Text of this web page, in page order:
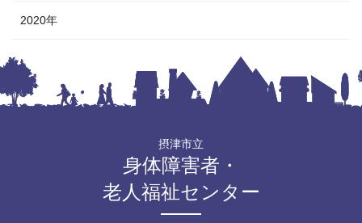
2020年
摂津市立
身体障害者・
老人福祉センター